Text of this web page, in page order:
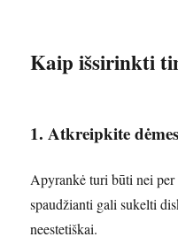
Kaip išsirinkti
1. Atkreipkite
Apyrankė turi būti nei per
spaudžianti gali sukelti
neestetiškai.